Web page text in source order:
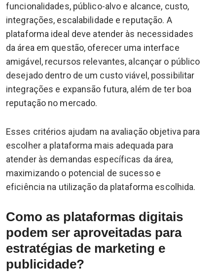
funcionalidades, público-alvo e alcance, custo,
integrações, escalabilidade e reputação. A
plataforma ideal deve atender às necessidades
da área em questão, oferecer uma interface
amigável, recursos relevantes, alcançar o público
desejado dentro de um custo viável, possibilitar
integrações e expansão futura, além de ter boa
reputação no mercado.
Esses critérios ajudam na avaliação objetiva para
escolher a plataforma mais adequada para
atender às demandas específicas da área,
maximizando o potencial de sucesso e
eficiência na utilização da plataforma escolhida.
Como as plataformas digitais
podem ser aproveitadas para
estratégias de marketing e
publicidade?